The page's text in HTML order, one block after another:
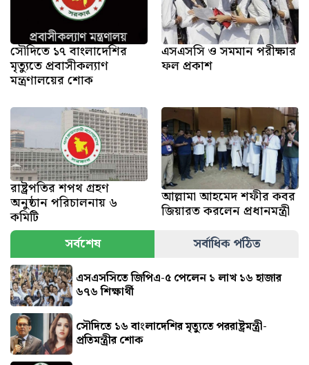
সৌ‌দিতে ১৭ বাংলাদেশির
মৃত্যুতে প্রবাসীকল্যাণ
মন্ত্রণালয়ের শোক
এসএসসি ও সমমান পরীক্ষার
ফল প্রকাশ
রাষ্ট্রপতির শপথ গ্রহণ
অনুষ্ঠান পরিচালনায় ৬
কমিটি
আল্লামা আহমেদ শফীর কবর
জিয়ারত করলেন প্রধানমন্ত্রী
সর্বশেষ
সর্বাধিক পঠিত
এসএসসিতে জিপিএ-৫ পেলেন ১ লাখ ১৬ হাজার
৬৭৬ শিক্ষার্থী
সৌদিতে ১৬ বাংলাদেশির মৃত্যুতে পররাষ্ট্রমন্ত্রী-
প্রতিমন্ত্রীর শোক